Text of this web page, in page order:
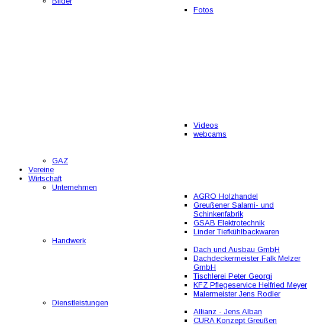
Fotos
Videos
webcams
GAZ
Vereine
Wirtschaft
Unternehmen
AGRO Holzhandel
Greußener Salami- und
Schinkenfabrik
GSAB Elektrotechnik
Linder Tiefkühlbackwaren
Handwerk
Dach und Ausbau GmbH
Dachdeckermeister Falk Melzer
GmbH
Tischlerei Peter Georgi
KFZ Pflegeservice Helfried Meyer
Malermeister Jens Rodler
Dienstleistungen
Allianz - Jens Alban
CURA Konzept Greußen